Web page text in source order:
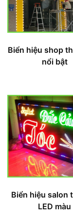
Biển hiệu shop
nổi bật
Biển hiệu salon
LED màu